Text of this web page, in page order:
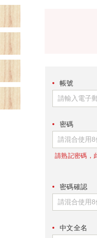
帳號
密碼
請熟記密碼，
密碼確認
中文全名